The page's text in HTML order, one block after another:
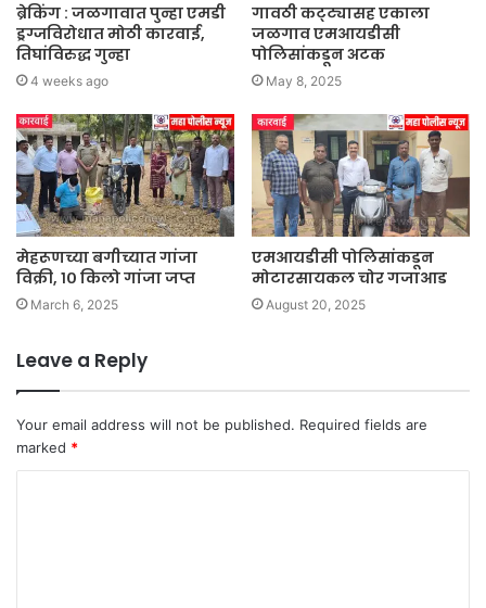
ब्रेकिंग : जळगावात पुन्हा एमडी
ड्रग्जविरोधात मोठी कारवाई,
तिघांविरुद्ध गुन्हा
4 weeks ago
गावठी कट्ट्यासह एकाला
जळगाव एमआयडीसी
पोलिसांकडून अटक
May 8, 2025
मेहरूणच्या बगीच्यात गांजा
विक्री, १० किलो गांजा जप्त
March 6, 2025
एमआयडीसी पोलिसांकडून
मोटारसायकल चोर गजाआड
August 20, 2025
Leave a Reply
Your email address will not be published. Required fields are
marked *